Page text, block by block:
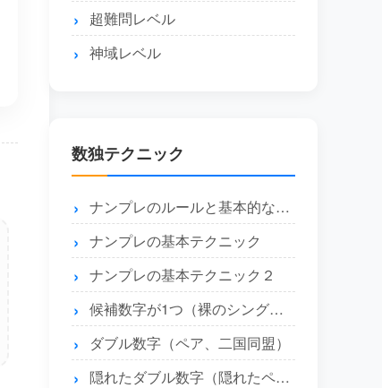
超難問レベル
神域レベル
数独テクニック
ナンプレのルールと基本的な解き方
ナンプレの基本テクニック
ナンプレの基本テクニック２
候補数字が1つ（裸のシングル）とエリア内に1つ（隠れたシングル）
ダブル数字（ペア、二国同盟）
隠れたダブル数字（隠れたペア）